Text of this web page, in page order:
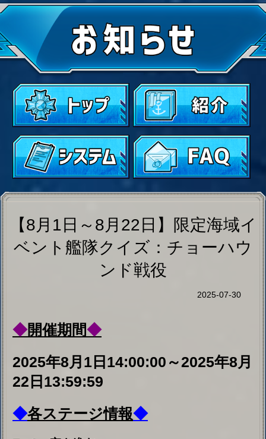
【8月1日～8月22日】限定海域イ
ベント艦隊クイズ：チョーハウ
ンド戦役
開催期間
◆
2025年8月1日14:00:00～2025年8月
宝箱報酬：燃料×200、空母改造コア×4、
ランダム艦船箱×1
Ex-2
雷鳴
宝箱報酬：弾薬×200、戦艦改造コア×4、
ランダム艦船箱×1
宝箱報酬：鋼材×200、巡洋改造コア×4、